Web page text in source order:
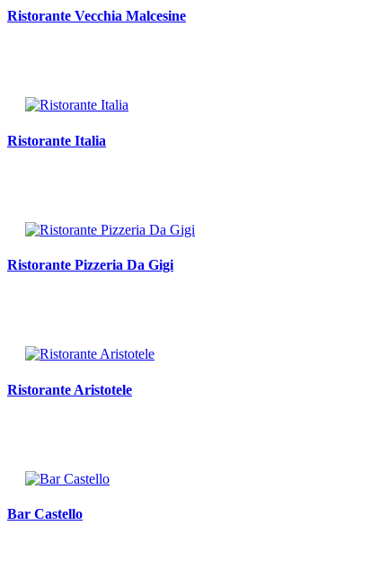
Ristorante Vecchia Malcesine
Ristorante Italia
Ristorante Pizzeria Da Gigi
Ristorante Aristotele
Bar Castello